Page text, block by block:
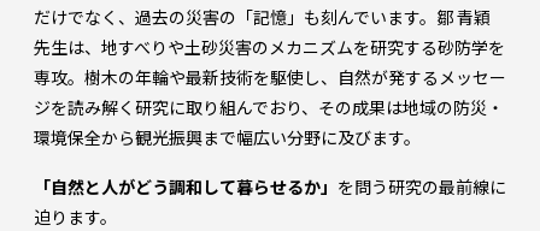
だけでなく、過去の災害の「記憶」も刻んでいます。鄒 青穎
先生は、地すべりや土砂災害のメカニズムを研究する砂防学を
専攻。樹木の年輪や最新技術を駆使し、自然が発するメッセー
ジを読み解く研究に取り組んでおり、その成果は地域の防災・
環境保全から観光振興まで幅広い分野に及びます。
「自然と人がどう調和して暮らせるか」 を問う研究の最前線に
迫ります。